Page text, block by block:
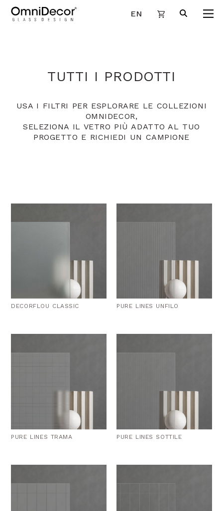
EN
TUTTI I PRODOTTI
USA I FILTRI PER ESPLORARE LE COLLEZIONI
OMNIDECOR,
SELEZIONA IL VETRO PIÙ ADATTO AL TUO
PROGETTO E RICHIEDI UN CAMPIONE
DECORFLOU CLASSIC PURE LINES UNFILO
PURE LINES TRAMA PURE LINES SOTTILE